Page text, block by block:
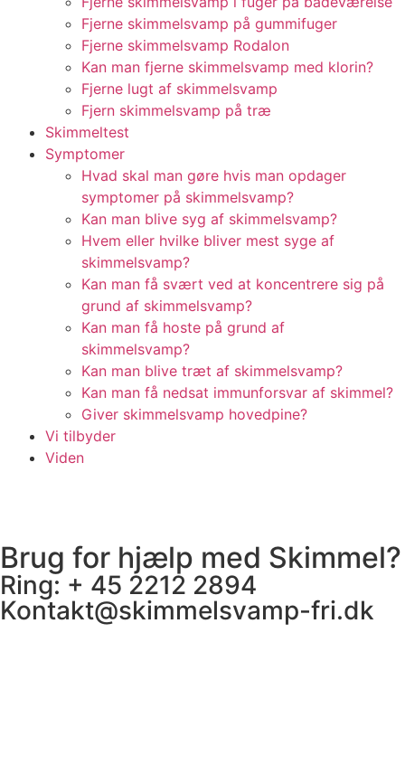
Fjerne skimmelsvamp på gummifuger
Fjerne skimmelsvamp Rodalon
Kan man fjerne skimmelsvamp med klorin?
Fjerne lugt af skimmelsvamp
Fjern skimmelsvamp på træ
Skimmeltest
Symptomer
Hvad skal man gøre hvis man opdager
symptomer på skimmelsvamp?
Kan man blive syg af skimmelsvamp?
Hvem eller hvilke bliver mest syge af
skimmelsvamp?
Kan man få svært ved at koncentrere sig på
grund af skimmelsvamp?
Kan man få hoste på grund af
skimmelsvamp?
Kan man blive træt af skimmelsvamp?
Kan man få nedsat immunforsvar af skimmel?
Giver skimmelsvamp hovedpine?
Vi tilbyder
Viden
Brug for hjælp med Skimmel?
Ring: + 45 2212 2894
Kontakt@skimmelsvamp-fri.dk